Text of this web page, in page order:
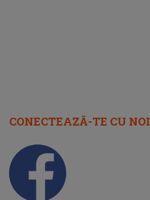
CONECTEAZĂ-TE CU NOI